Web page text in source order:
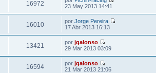
16972
23 May 2013 14:41
16010 porJorge Pereira
17 Abr 2013 16:13
13421 porjgalonso
29 Mar 2013 03:09
16594 porjgalonso
21 Mar 2013 21:06